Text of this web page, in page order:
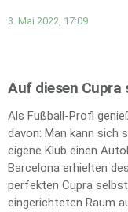
3. Mai 2022, 17:09
Auf diesen
Als Fußball-Profi
davon: Man kann sich
eigene Klub einen
Barcelona erhielten
perfekten Cupra
eingerichteten Raum